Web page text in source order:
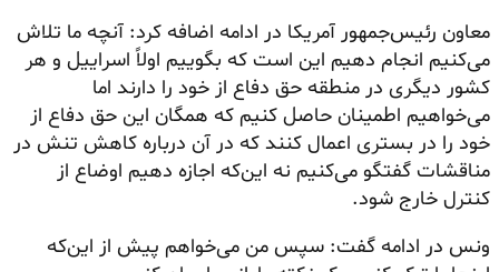
معاون رئیس‌جمهور آمریکا در ادامه اضافه کرد: آنچه ما تلاش
می‌کنیم انجام دهیم این است که بگوییم اولاً اسراییل و هر
کشور دیگری در منطقه حق دفاع از خود را دارند اما
می‌خواهیم اطمینان حاصل کنیم که همگان این حق دفاع از
خود را در بستری اعمال کنند که در آن درباره کاهش تنش در
مناقشات گفتگو می‌کنیم نه این‌که اجازه دهیم اوضاع از
کنترل خارج شود.
ونس در ادامه گفت: سپس من می‌خواهم پیش از این‌که